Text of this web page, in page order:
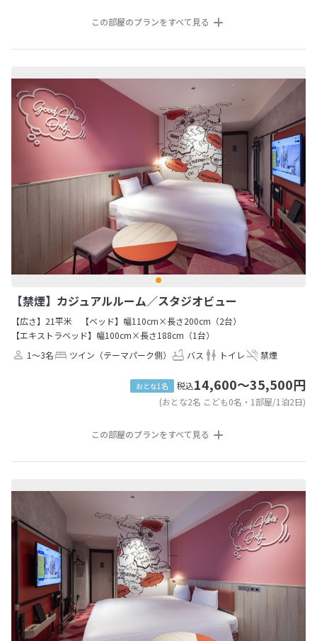
この部屋のプランをすべて見る
【禁煙】カジュアルルーム／スタジオビュー
【広さ】21平米
【ベッド】幅110cm×長さ200cm（2台）
【エキストラベッド】幅100cm×長さ188cm（1台）
1～3名
ツイン（テーマパーク側） バス トイレ 禁煙
おとな1名 税込14,600～35,500円
(おとな2名 こども0名・1部屋/1泊2日)
この部屋のプランをすべて見る